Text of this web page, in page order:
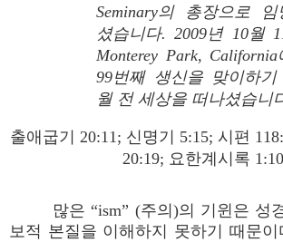
Seminary의 총장으로 임
셨습니다. 2009년 10월
Monterey Park, California
99번째 생신을 맞이하기
월 전 세상을 떠나셨습니
출애굽기 20:11; 신명기 5:15; 시편
20:19; 요한계시록 1:10
많은 “ism” (주의)의 기윈은 성
보적 본질을 이해하지 못하기 때문